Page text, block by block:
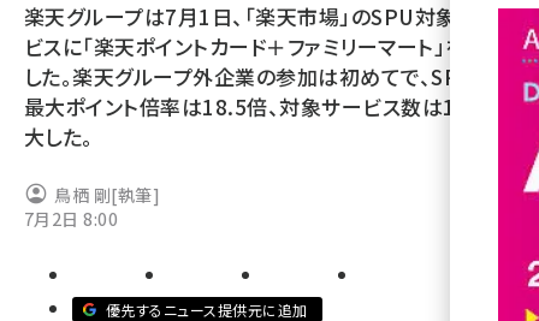
ecbeing (1207)
アスクル (1119)
revico (739)
楽天グループは7月1日、「楽天市場」のSPU対象サー
ビスに「楽天ポイントカード＋ファミリーマート」を追加
した。楽天グループ外企業の参加は初めてで、SPUの
最大ポイント倍率は18.5倍、対象サービス数は17に拡
大した。
鳥栖 剛[執筆]
7月2日 8:00
優先するニュース提供元に追加